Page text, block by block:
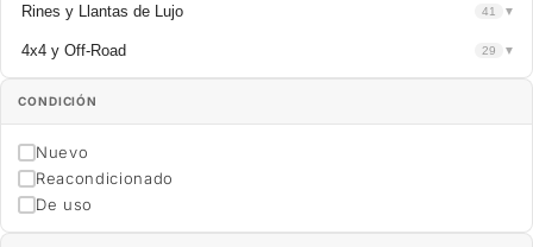
Rines y Llantas de Lujo 41 ▼
4x4 y Off-Road 29 ▼
CONDICIÓN
Nuevo
Reacondicionado
De uso